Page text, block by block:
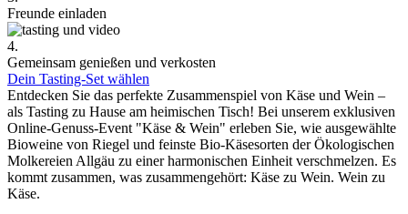
Freunde einladen
4.
Gemeinsam genießen und verkosten
Dein Tasting-Set wählen
Entdecken Sie das perfekte Zusammenspiel von Käse und Wein –
als Tasting zu Hause am heimischen Tisch! Bei unserem exklusiven
Online-Genuss-Event "Käse & Wein" erleben Sie, wie ausgewählte
Bioweine von Riegel und feinste Bio-Käsesorten der Ökologischen
Molkereien Allgäu zu einer harmonischen Einheit verschmelzen. Es
kommt zusammen, was zusammengehört: Käse zu Wein. Wein zu
Käse.